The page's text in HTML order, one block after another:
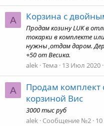
A Корзина с
Продам козину LUK в
токарки в комплекте
нужны ,отдам даром.
+50 от Весика.
alek Тема 13 Июл 2020
A
Продам комплект
корзиной Вис
3000 тыс руб
alek Сообщение №2